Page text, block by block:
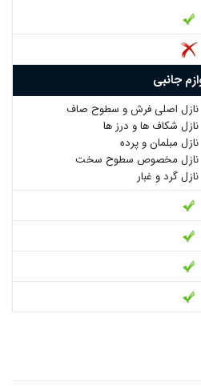
جانبی
نازل اصلی فرش و سطوح صاف
نازل شکاف ها و درز ها
نازل مبلمان و پرده
نازل مخصوص سطوح سخت
نازل گرد و غبار